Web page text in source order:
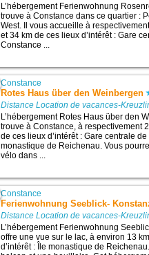
L’hébergement Ferienwohnung
trouve à Constance dans ce quartier :
West. Il vous accueille à
et 34 km de ces lieux d’intérêt : Gare
Constance ...
Constance
Rotes Haus über den Weinbergen
Distance Location de vacances-
L’hébergement Rotes Haus über den
trouve à Constance, à respectivement
de ces lieux d’intérêt : Gare centrale
monastique de Reichenau. Vous
vélo dans ...
Constance
Ferienwohnung Seeblick-
Distance Location de vacances-
L’hébergement Ferienwohnung
offre une vue sur le lac, à environ 13
d’intérêt : Île monastique de